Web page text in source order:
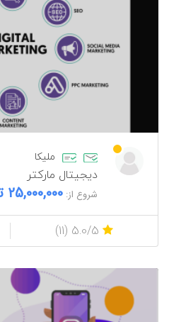
ملیکا
دیجیتال مارکتر
شروع از: 25,000,000 تومان
5.0/5 (11)